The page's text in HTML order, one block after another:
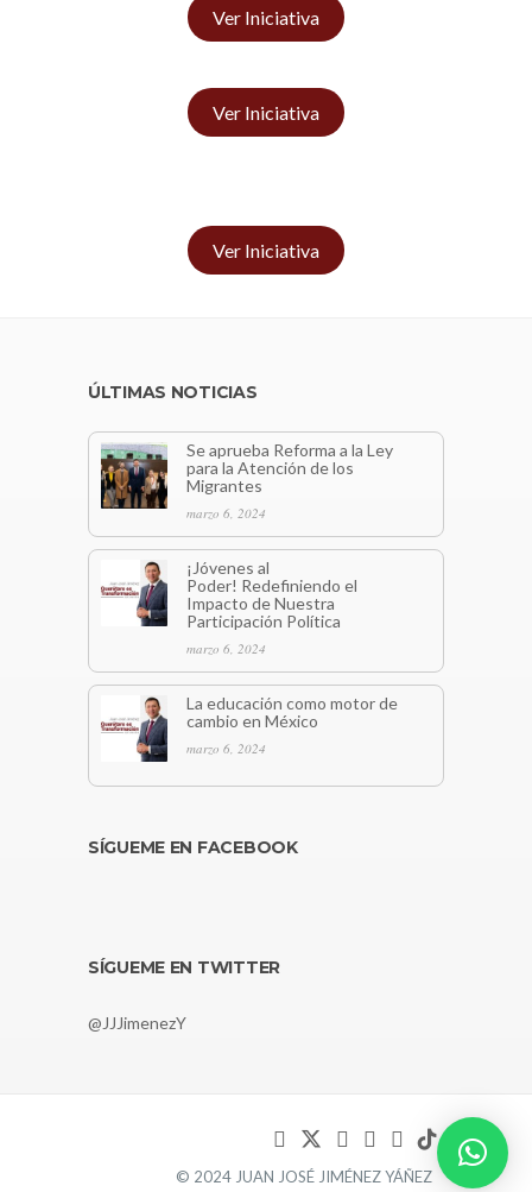
Ver Iniciativa
Ver Iniciativa
Ver Iniciativa
ÚLTIMAS NOTICIAS
Se aprueba Reforma a la Ley
para la Atención de los
Migrantes
marzo 6, 2024
¡Jóvenes al
Poder! Redefiniendo el
Impacto de Nuestra
Participación Política
marzo 6, 2024
La educación como motor de
cambio en México
marzo 6, 2024
SÍGUEME EN FACEBOOK
SÍGUEME EN TWITTER
@JJJimenezY
© 2024 JUAN JOSÉ JIMÉNEZ YÁÑEZ